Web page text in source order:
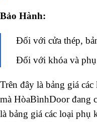
Bảo Hành:
Đối với cửa thép,
Đối với khóa và
Trên đây là bảng giá
mà HòaBìnhDoor đang
là bảng giá các loại phụ